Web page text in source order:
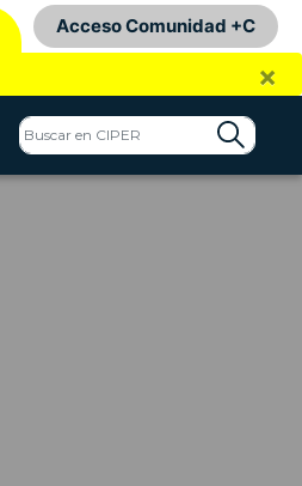
Acceso Comunidad +C
×